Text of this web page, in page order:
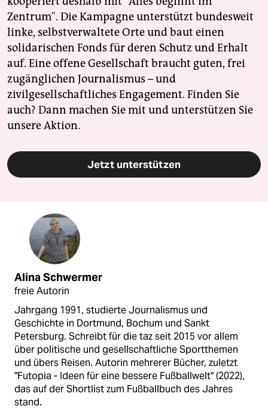
Zentrum". Die Kampagne unterstützt bundesweit
linke, selbstverwaltete Orte und baut einen
solidarischen Fonds für deren Schutz und Erhalt
auf. Eine offene Gesellschaft braucht guten, frei
zugänglichen Journalismus – und
zivilgesellschaftliches Engagement. Finden Sie
auch? Dann machen Sie mit und unterstützen Sie
unsere Aktion.
Jetzt unterstützen
Alina Schwermer
freie Autorin
Jahrgang 1991, studierte Journalismus und
Geschichte in Dortmund, Bochum und Sankt
Petersburg. Schreibt für die taz seit 2015 vor allem
über politische und gesellschaftliche Sportthemen
und übers Reisen. Autorin mehrerer Bücher, zuletzt
"Futopia - Ideen für eine bessere Fußballwelt" (2022),
das auf der Shortlist zum Fußballbuch des Jahres
stand.